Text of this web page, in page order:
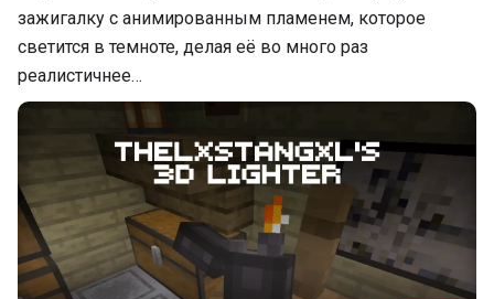
зажигалку с анимированным пламенем, которое
светится в темноте, делая её во много раз
реалистичнее…